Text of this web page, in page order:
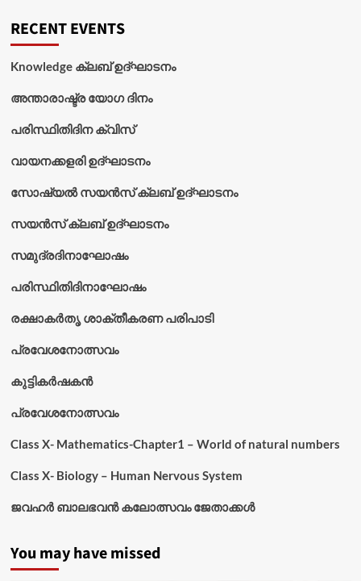
RECENT EVENTS
Knowledge ക്ലബ് ഉദ്‌ഘാടനം
അന്താരാഷ്ട്ര യോഗ ദിനം
പരിസ്ഥിതിദിന ക്വിസ്
വായനക്കളരി ഉദ്‌ഘാടനം
സോഷ്യൽ സയൻസ് ക്ലബ് ഉദ്‌ഘാടനം
സയൻസ് ക്ലബ് ഉദ്‌ഘാടനം
സമുദ്രദിനാഘോഷം
പരിസ്ഥിതിദിനാഘോഷം
രക്ഷാകർതൃ ശാക്തീകരണ പരിപാടി
പ്രവേശനോത്സവം
കുട്ടികര്‍ഷകന്‍
പ്രവേശനോത്സവം
Class X- Mathematics-Chapter1 – World of natural numbers
Class X- Biology – Human Nervous System
ജവഹർ ബാലഭവൻ കലോത്സവം ജേതാക്കൾ
You may have missed